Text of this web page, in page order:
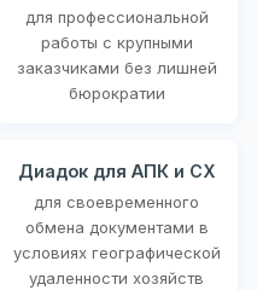
для профессиональной
работы с крупными
заказчиками без лишней
бюрократии
Диадок для АПК и СХ
для своевременного
обмена документами в
условиях географической
удаленности хозяйств